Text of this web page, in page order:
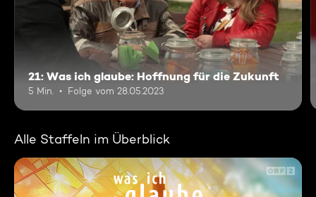
21: Was ich glaube: Hoffnung für die Zukunft
5 Min. Folge vom 28.05.2023
Alle Staffeln im Überblick